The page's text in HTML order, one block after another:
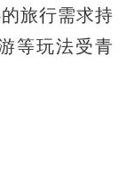
旅行需求持
等玩法受青